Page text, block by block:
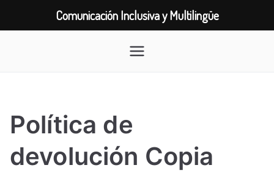
Política de
devolución Copia
Comunicación Inclusiva y Multilingüe